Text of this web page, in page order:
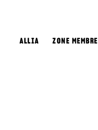
ALLIA ZONE MEMBRE